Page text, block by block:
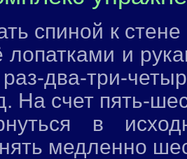
спиной к
лопатками и
два-три-
На счет пять-
в
медленно